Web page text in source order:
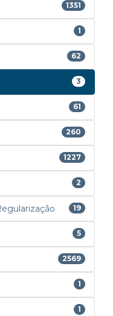
1351
1
62
3
61
260
1227
2
19
5
2569
1
1